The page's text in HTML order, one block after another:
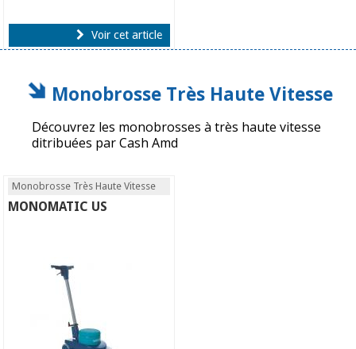
Voir cet article
Monobrosse Très Haute Vitesse
Découvrez les monobrosses à très haute vitesse
ditribuées par Cash Amd
Monobrosse Très Haute Vitesse
MONOMATIC US